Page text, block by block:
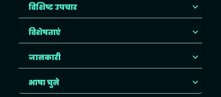
विशिष्ट उपचार
विशेषताएं
जानकारी
भाषा चुने